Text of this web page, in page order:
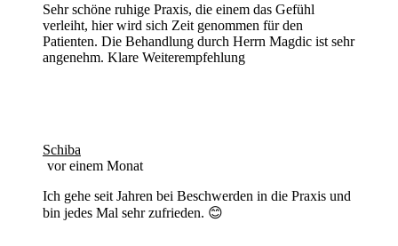
Sehr schöne ruhige Praxis, die einem das Gefühl
verleiht, hier wird sich Zeit genommen für den
Patienten. Die Behandlung durch Herrn Magdic ist sehr
angenehm. Klare Weiterempfehlung
Schiba
vor einem Monat
Ich gehe seit Jahren bei Beschwerden in die Praxis und
bin jedes Mal sehr zufrieden. 😊